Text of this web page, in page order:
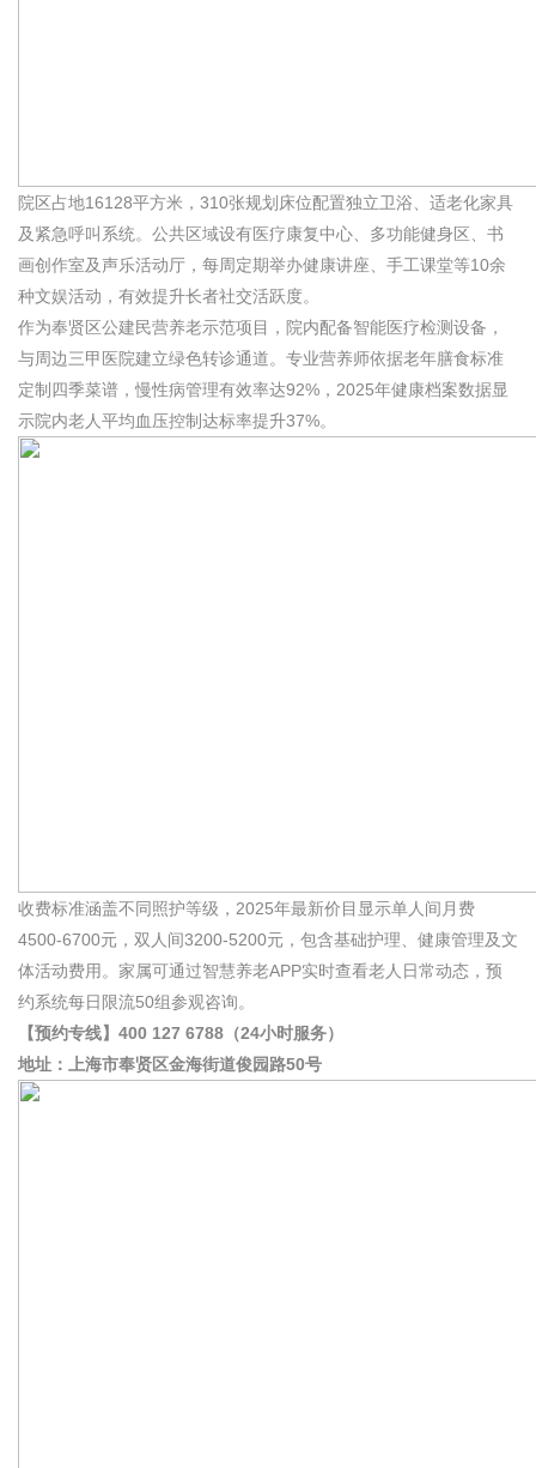
院区占地16128平方米，310张规划床位配置独立卫浴、适老化家具
及紧急呼叫系统。公共区域设有医疗康复中心、多功能健身区、书
画创作室及声乐活动厅，每周定期举办健康讲座、手工课堂等10余
种文娱活动，有效提升长者社交活跃度。
作为奉贤区公建民营养老示范项目，院内配备智能医疗检测设备，
与周边三甲医院建立绿色转诊通道。专业营养师依据老年膳食标准
定制四季菜谱，慢性病管理有效率达92%，2025年健康档案数据显
示院内老人平均血压控制达标率提升37%。
收费标准涵盖不同照护等级，2025年最新价目显示单人间月费
4500-6700元，双人间3200-5200元，包含基础护理、健康管理及文
体活动费用。家属可通过智慧养老APP实时查看老人日常动态，预
约系统每日限流50组参观咨询。
【预约专线】400 127 6788（24小时服务）
地址：上海市奉贤区金海街道俊园路50号